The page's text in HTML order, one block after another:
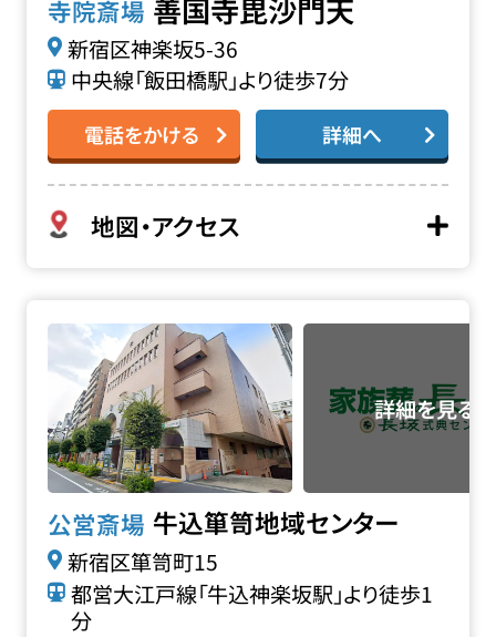
寺院斎場 善国寺毘沙門天
新宿区神楽坂5-36
中央線「飯田橋駅」より徒歩7分
電話をかける 詳細へ
地図・アクセス
公営斎場 牛込箪笥地域センター
新宿区箪笥町15
都営大江戸線「牛込神楽坂駅」より徒歩1
分
牛込箪笥地域センターの詳細へ